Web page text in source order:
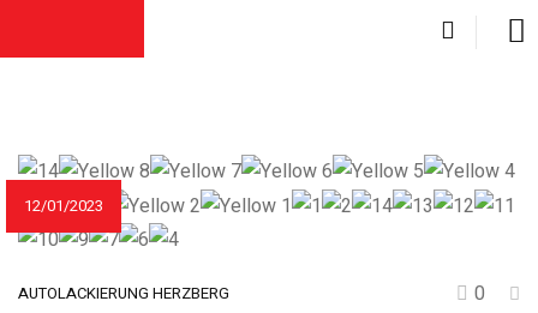
12/01/2023
AUTOLACKIERUNG HERZBERG 0